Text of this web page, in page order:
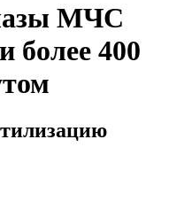
МЧС
более 400